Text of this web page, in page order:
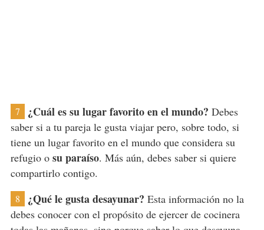
7 ¿Cuál es su lugar favorito en el mundo? Debes
saber si a tu pareja le gusta viajar pero, sobre todo, si
tiene un lugar favorito en el mundo que considera su
refugio o su paraíso. Más aún, debes saber si quiere
compartirlo contigo.
8 ¿Qué le gusta desayunar? Esta información no la
debes conocer con el propósito de ejercer de cocinera